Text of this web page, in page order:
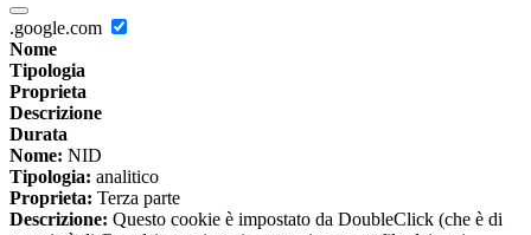
.google.com
Nome
Tipologia
Proprieta
Descrizione
Durata
Nome: NID
Tipologia: analitico
Proprieta: Terza parte
Descrizione: Questo cookie è impostato da DoubleClick (che è di